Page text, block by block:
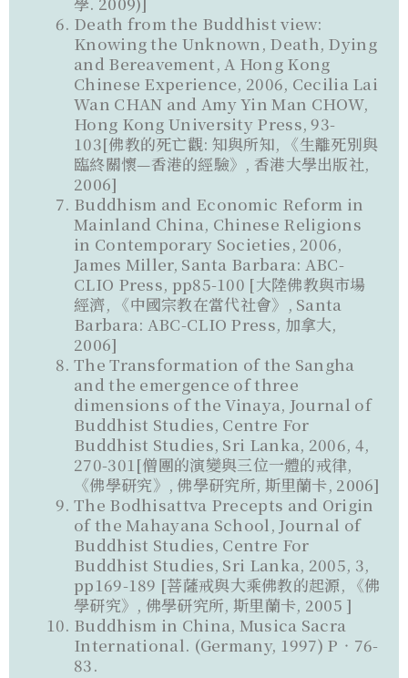
Death from the Buddhist view:
Knowing the Unknown, Death, Dying
and Bereavement, A Hong Kong
Chinese Experience, 2006, Cecilia Lai
Wan CHAN and Amy Yin Man CHOW,
Hong Kong University Press, 93-
103[佛教的死亡觀: 知與所知, 《生離死別與
臨終關懷—香港的經驗》, 香港大學出版社,
2006]
Buddhism and Economic Reform in
Mainland China, Chinese Religions
in Contemporary Societies, 2006,
James Miller, Santa Barbara: ABC-
CLIO Press, pp85-100 [大陸佛教與市場
經濟, 《中國宗教在當代社會》, Santa
Barbara: ABC-CLIO Press, 加拿大,
2006]
The Transformation of the Sangha
and the emergence of three
dimensions of the Vinaya, Journal of
Buddhist Studies, Centre For
Buddhist Studies, Sri Lanka, 2006, 4,
270-301[僧團的演變與三位一體的戒律,
《佛學研究》, 佛學研究所, 斯里蘭卡, 2006]
The Bodhisattva Precepts and Origin
of the Mahayana School, Journal of
Buddhist Studies, Centre For
Buddhist Studies, Sri Lanka, 2005, 3,
pp169-189 [菩薩戒與大乘佛教的起源, 《佛
學研究》, 佛學研究所, 斯里蘭卡, 2005 ]
Buddhism in China, Musica Sacra
International. (Germany, 1997) P‧76-
83.